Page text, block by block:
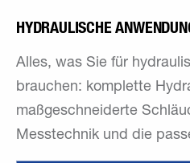
HYDRAULISCHE
Alles, was Sie für
brauchen: komplette
maßgeschneiderte
Messtechnik und die